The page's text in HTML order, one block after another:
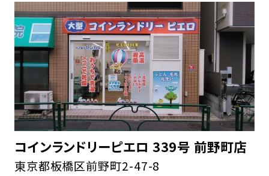
コインランドリーピエロ 339号 前野町店
東京都板橋区前野町2-47-8